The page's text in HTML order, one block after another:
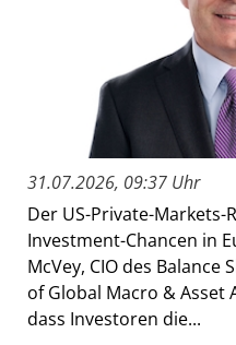
31.07.2026, 09:37 Uhr
Der US-Private-Markets-
Investment-Chancen in
McVey, CIO des Balance
of Global Macro & Asset
dass Investoren die...